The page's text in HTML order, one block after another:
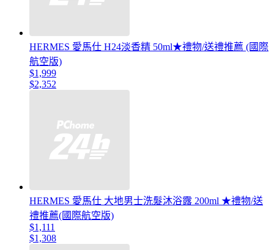
HERMES 愛馬仕 H24淡香精 50ml★禮物/送禮推薦 (國際
航空版)
$1,999
$2,352
HERMES 愛馬仕 大地男士洗髮沐浴露 200ml ★禮物/送
禮推薦(國際航空版)
$1,111
$1,308